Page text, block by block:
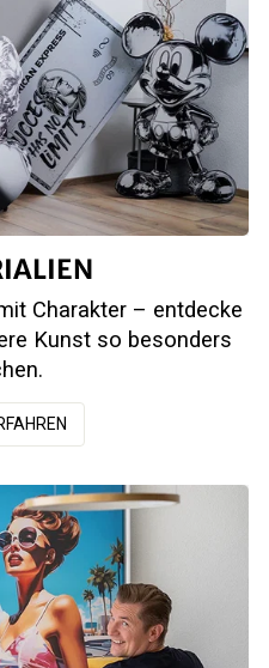
Charakter – entdecke
Kunst so besonders